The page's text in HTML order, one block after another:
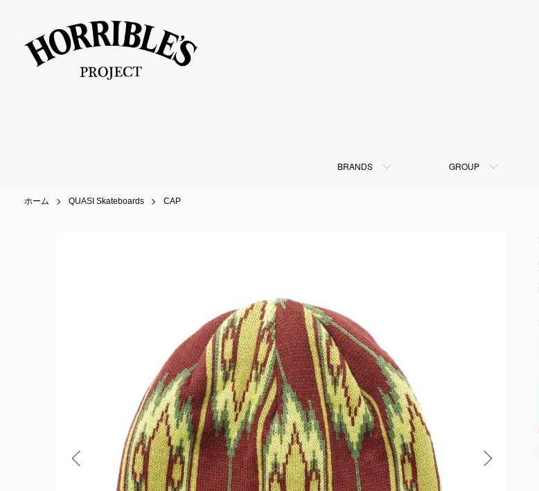
BRANDS GROUP
ホーム QUASI Skateboards CAP